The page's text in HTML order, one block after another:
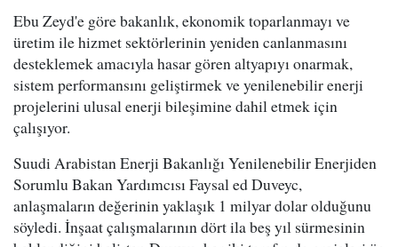
Ebu Zeyd'e göre bakanlık, ekonomik toparlanmayı ve
üretim ile hizmet sektörlerinin yeniden canlanmasını
desteklemek amacıyla hasar gören altyapıyı onarmak,
sistem performansını geliştirmek ve yenilenebilir enerji
projelerini ulusal enerji bileşimine dahil etmek için
çalışıyor.
Suudi Arabistan Enerji Bakanlığı Yenilenebilir Enerjiden
Sorumlu Bakan Yardımcısı Faysal ed Duveyc,
anlaşmaların değerinin yaklaşık 1 milyar dolar olduğunu
söyledi. İnşaat çalışmalarının dört ila beş yıl sürmesinin